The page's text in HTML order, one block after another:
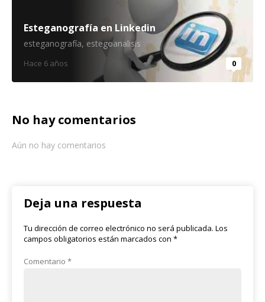
Esteganografía en Linkedin
esteganografía, estegoanalisis
Hace 6 años 0
No hay comentarios
Aún no hay comentarios
Deja una respuesta
Tu dirección de correo electrónico no será publicada. Los
campos obligatorios están marcados con *
Comentario *